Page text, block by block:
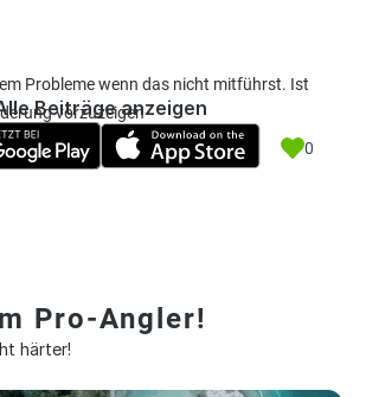
Probleme wenn das nicht mitführst. Ist
vorzuzeigen
0
Beiträge anzeigen
Pro-Angler!
härter!